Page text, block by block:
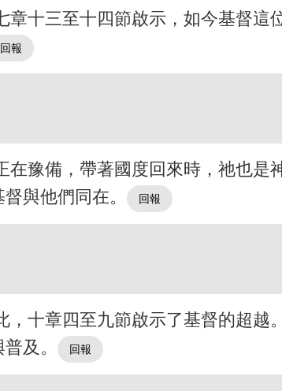
章十三至十四節啟示，如今基督這
在豫備，帶著國度回來時，祂也是
與他們同在。
，十章四至九節啟示了基督的超越
及。